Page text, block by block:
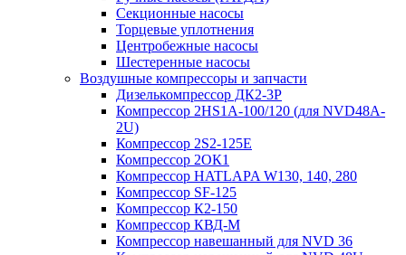
Секционные насосы
Торцевые уплотнения
Центробежные насосы
Шестеренные насосы
Воздушные компрессоры и запчасти
Дизелькомпрессор ДК2-3Р
Компрессор 2HS1A-100/120 (для NVD48A-
2U)
Компрессор 2S2-125Е
Компрессор 2ОК1
Компрессор HATLAPA W130, 140, 280
Компрессор SF-125
Компрессор К2-150
Компрессор КВД-М
Компрессор навешанный для NVD 36